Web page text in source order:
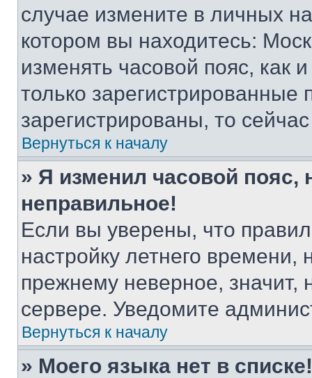
случае измените в личных
котором вы находитесь:
изменять часовой пояс, как
только
зарегистрированы, то
Вернуться к началу
» Я изменил часовой пояс,
неправильное!
Если вы уверены, что
настройку летнего
прежнему неверное, значит,
сервере. Уведомите
Вернуться к началу
» Моего языка нет в списке!